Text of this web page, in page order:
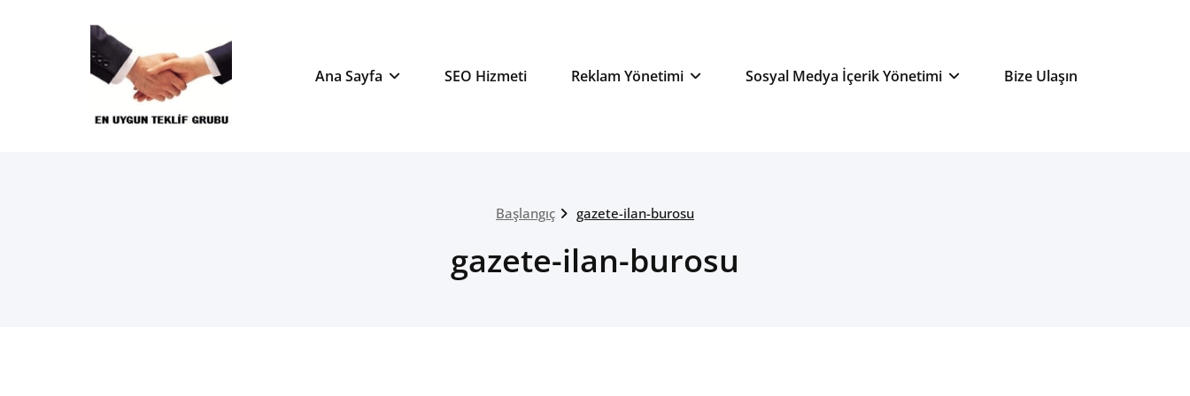
En Uygun Teklif Grubu – Dijital Pazarlama ve Reklam Ajansı
Ana Sayfa SEO Hizmeti Reklam Yönetimi Sosyal Medya İçerik Yönetimi Bize Ulaşın
Başlangıç gazete-ilan-burosu
gazete-ilan-burosu